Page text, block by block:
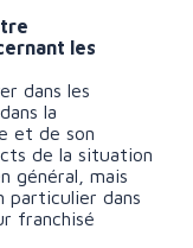
les
dans les
la
et de son
de la situation
général, mais
particulier dans
franchisé